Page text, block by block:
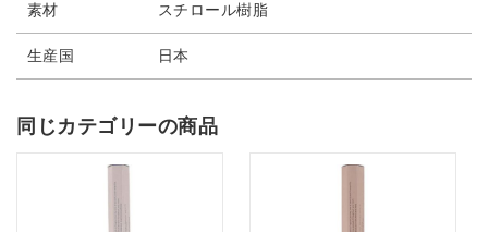
素材 スチロール樹脂
生産国 日本
同じカテゴリーの商品